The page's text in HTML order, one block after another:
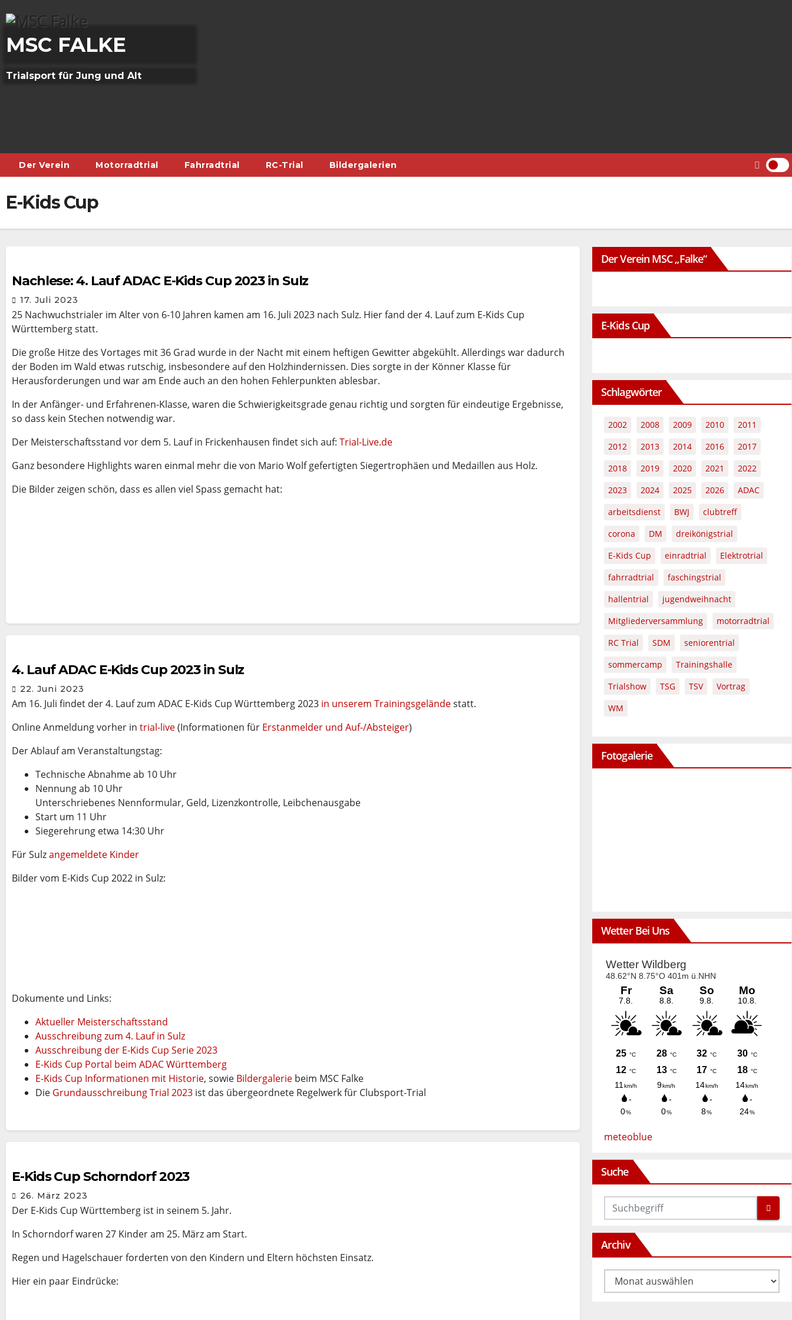
to
content
MSC FALKE
Trialsport für Jung und Alt
Der Verein Motorradtrial Fahrradtrial RC-Trial Bildergalerien
E-Kids Cup
Nachlese: 4. Lauf ADAC E-Kids Cup 2023 in Sulz
17. Juli 2023
25 Nachwuchstrialer im Alter von 6-10 Jahren kamen am 16. Juli 2023 nach Sulz. Hier fand der 4. Lauf zum E-Kids Cup
Württemberg statt.
Die große Hitze des Vortages mit 36 Grad wurde in der Nacht mit einem heftigen Gewitter abgekühlt. Allerdings war dadurch
der Boden im Wald etwas rutschig, insbesondere auf den Holzhindernissen. Dies sorgte in der Könner Klasse für
Herausforderungen und war am Ende auch an den hohen Fehlerpunkten ablesbar.
In der Anfänger- und Erfahrenen-Klasse, waren die Schwierigkeitsgrade genau richtig und sorgten für eindeutige Ergebnisse,
so dass kein Stechen notwendig war.
Der Meisterschaftsstand vor dem 5. Lauf in Frickenhausen findet sich auf: Trial-Live.de
Ganz besondere Highlights waren einmal mehr die von Mario Wolf gefertigten Siegertrophäen und Medaillen aus Holz.
Die Bilder zeigen schön, dass es allen viel Spass gemacht hat:
4. Lauf ADAC E-Kids Cup 2023 in Sulz
22. Juni 2023
Am 16. Juli findet der 4. Lauf zum ADAC E-Kids Cup Württemberg 2023 in unserem Trainingsgeländestatt.
Online Anmeldung vorher in trial-live(Informationen für Erstanmelder und Auf-/Absteiger)
Der Ablauf am Veranstaltungstag:
Technische Abnahme ab 10 Uhr
Nennung ab 10 Uhr
Unterschriebenes Nennformular, Geld, Lizenzkontrolle, Leibchenausgabe
Start um 11 Uhr
Siegerehrung etwa 14:30 Uhr
Für Sulzangemeldete Kinder
Bilder vom E-Kids Cup 2022 in Sulz:
Dokumente und Links:
Aktueller Meisterschaftsstand
Ausschreibung zum 4. Lauf in Sulz
Ausschreibung der E-Kids Cup Serie 2023
E-Kids Cup Portal beim ADAC Württemberg
E-Kids Cup Informationen mit Historie, sowie Bildergalerie beim MSC Falke
Die Grundausschreibung Trial 2023 ist das übergeordnete Regelwerk für Clubsport-Trial
E-Kids Cup Schorndorf 2023
26. März 2023
Der E-Kids Cup Württemberg ist in seinem 5. Jahr.
In Schorndorf waren 27 Kinder am 25. März am Start.
Regen und Hagelschauer forderten von den Kindern und Eltern höchsten Einsatz.
Hier ein paar Eindrücke:
Der Verein MSC „Falke“
E-Kids Cup
Schlagwörter
2002 2008 2009 2010
2011
2012
2013 2014 2016
2017
2018
2019 2020 2021
2022
2023
2024 2025 2026
ADAC
arbeitsdienst
BWJ
clubtreff
corona
DM
dreikönigstrial
E-Kids Cup
einradtrial
Elektrotrial
fahrradtrial
faschingstrial
hallentrial
jugendweihnacht
Mitgliederversammlung
motorradtrial
RC Trial
SDM
seniorentrial
sommercamp
Trainingshalle
Trialshow
TSG TSV
Vortrag
WM
Fotogalerie
Wetter Bei Uns
meteoblue
Suche
Archiv
Archiv